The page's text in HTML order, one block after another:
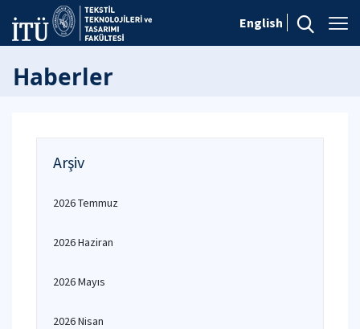
English
Haberler
Arşiv
2026 Temmuz
2026 Haziran
2026 Mayıs
2026 Nisan